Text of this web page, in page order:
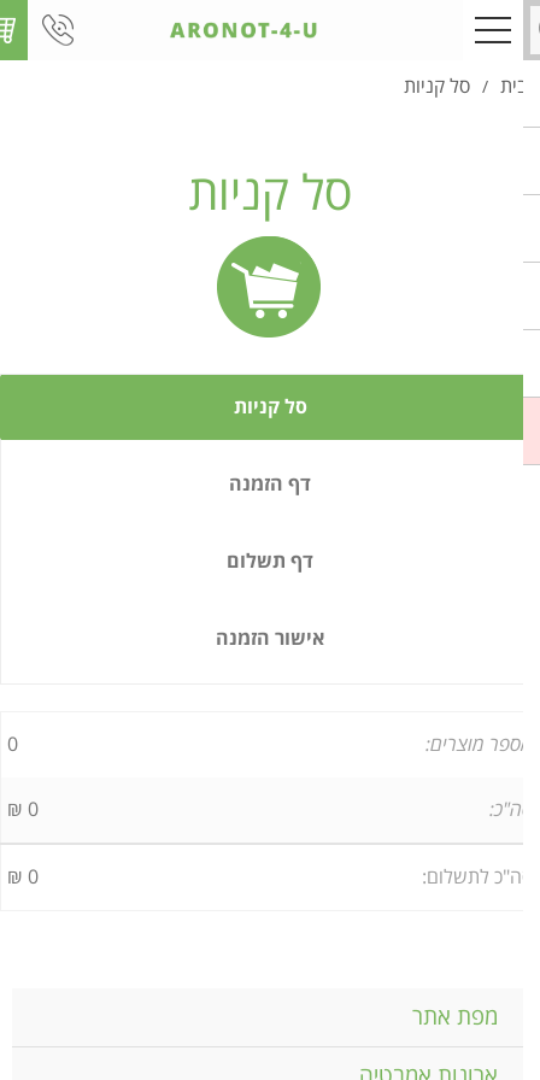
/ סל קניות
סל קניות
סל קניות
דף הזמנה
דף תשלום
אישור הזמנה
מוצרים:
₪
לתשלום: ₪
מפת אתר